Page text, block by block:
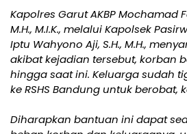
Kapolres Garut AKBP Mochamad
M.H., M.I.K., melalui Kapolsek
Iptu Wahyono Aji, S.H., M.H.,
akibat kejadian tersebut, korban
hingga saat ini. Keluarga sudah
ke RSHS Bandung untuk berobat,
Diharapkan bantuan ini dapat